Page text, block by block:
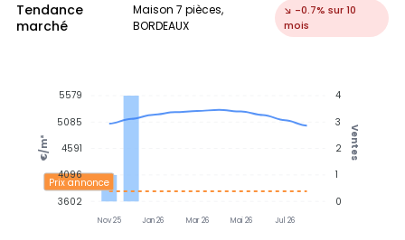
Tendance
marché
Maison 7 pièces,
BORDEAUX
↘ -0.7% sur 10
mois
Nov 25 Jan 26 Mar 26 Mai 26 Jul 26
Prix annonce
4
3
2
1
0
Ventes
5579
5085
4591
4096
3602
€/m²